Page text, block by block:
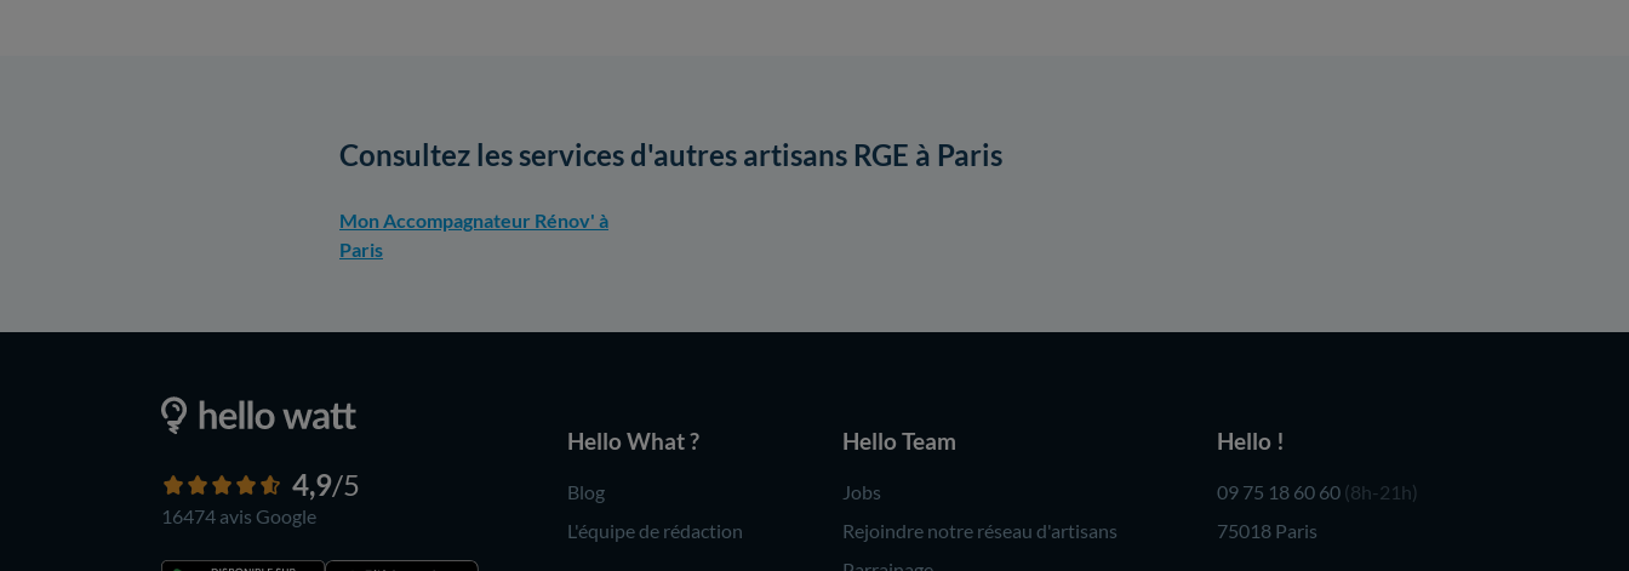
Consultez les services d'autres artisans RGE à Paris
Mon Accompagnateur Rénov' à
Paris
4,9/5
16474 avis Google
Hello What ?
Blog
L'équipe de rédaction
Hello Team
Jobs
Rejoindre notre réseau d'artisans
Hello !
09 75 18 60 60 (8h-21h)
75018 Paris